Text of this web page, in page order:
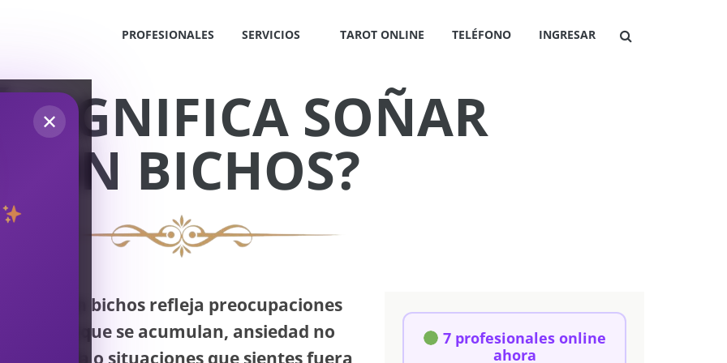
PROFESIONALES SERVICIOS TAROT ONLINE TELÉFONO INGRESAR
SIGNIFICA SOÑAR
CON BICHOS?
Soñar con bichos refleja preocupaciones
menores que se acumulan, ansiedad no
procesada o situaciones que sientes fuera
7 profesionales online
ahora
✕